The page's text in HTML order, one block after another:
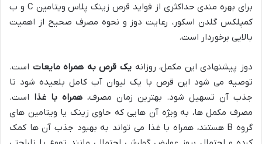
برای بهره مندی حداکثری از فواید قرص زینک پلاس ویتامین C و ب
کمپلکس گلدن اسکور، رعایت دوز و نحوه مصرف صحیح از اهمیت
بالایی برخوردار است.
دوز پیشنهادی این مکمل، روزانه یک قرص به همراه مایعات است.
توصیه می شود این قرص با یک لیوان آب کامل بلعیده شود تا
جذب آن تسهیل شود. بهترین زمان مصرف،همراه با غذا است.
مصرف مکمل ها، به ویژه آن هایی که حاوی زینک یا ویتامین های
گروه B هستند، همراه با غذا می تواند به بهبود جذب آن ها کمک